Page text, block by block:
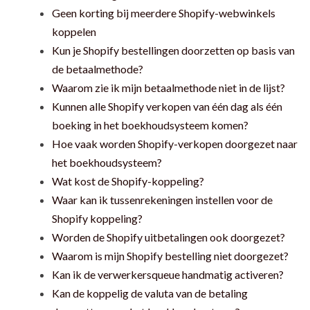
Geen korting bij meerdere Shopify-webwinkels
koppelen
Kun je Shopify bestellingen doorzetten op basis van
de betaalmethode?
Waarom zie ik mijn betaalmethode niet in de lijst?
Kunnen alle Shopify verkopen van één dag als één
boeking in het boekhoudsysteem komen?
Hoe vaak worden Shopify-verkopen doorgezet naar
het boekhoudsysteem?
Wat kost de Shopify-koppeling?
Waar kan ik tussenrekeningen instellen voor de
Shopify koppeling?
Worden de Shopify uitbetalingen ook doorgezet?
Waarom is mijn Shopify bestelling niet doorgezet?
Kan ik de verwerkersqueue handmatig activeren?
Kan de koppelig de valuta van de betaling